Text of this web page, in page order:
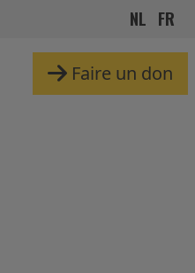
NL FR
Faire un don